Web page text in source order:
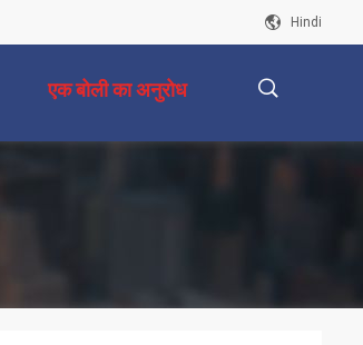
Hindi
एक बोली का अनुरोध